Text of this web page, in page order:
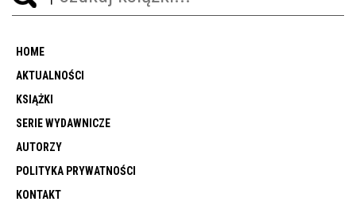
HOME
AKTUALNOŚCI
KSIĄŻKI
SERIE WYDAWNICZE
AUTORZY
POLITYKA PRYWATNOŚCI
KONTAKT